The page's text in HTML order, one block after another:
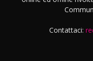
Contattaci: